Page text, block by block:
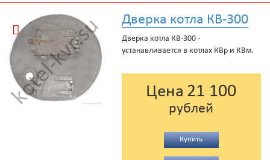
Дверка котла КВ-300
Дверка котла КВ-300 -
устанавливается в котлах КВр и КВм.
Цена 21 100
рублей
Купить